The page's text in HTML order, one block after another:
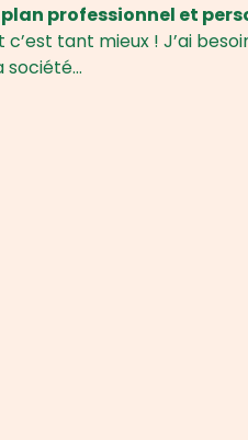
plan professionnel et
c’est tant mieux ! J’ai
société…